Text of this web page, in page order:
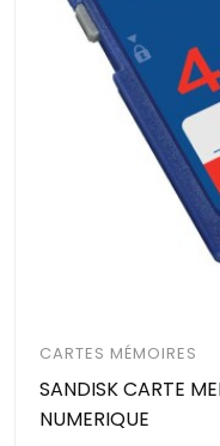
CARTES MÉMOIRES
SANDISK CARTE
NUMERIQUE